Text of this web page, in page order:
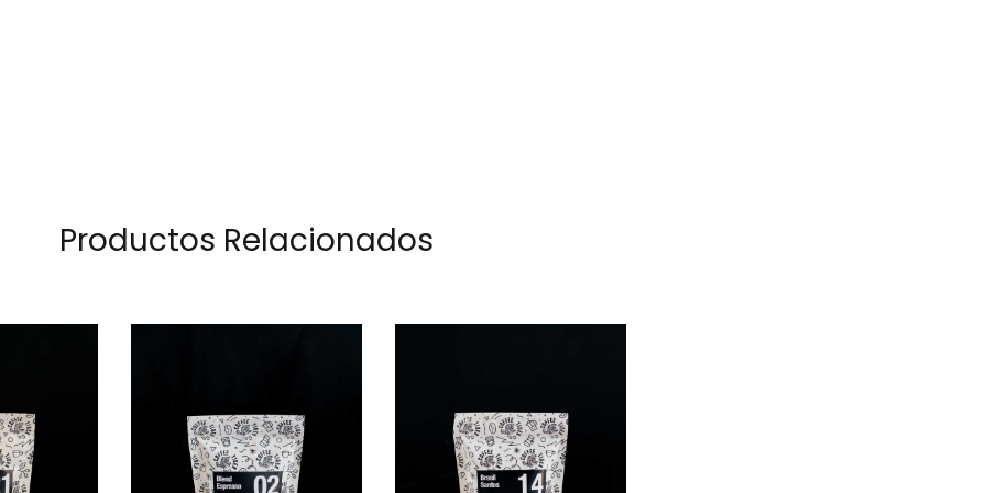
Productos Relacionados